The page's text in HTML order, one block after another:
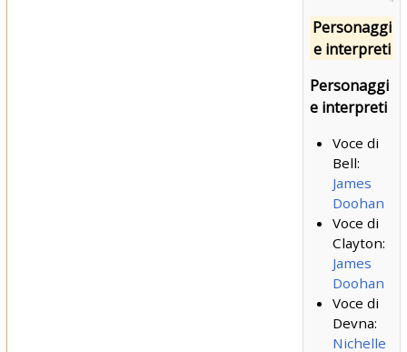
Personaggi
e interpreti
Personaggi
e interpreti
Voce di
Bell:
James
Doohan
Voce di
Clayton:
James
Doohan
Voce di
Devna:
Nichelle